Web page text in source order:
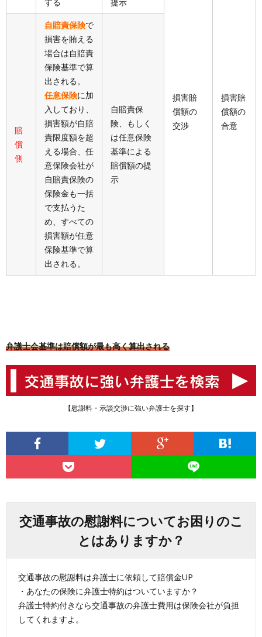
損害賠
償額の
交渉
損害賠
償額の
合意
賠
償
側
自賠責保険で
損害を賄える
場合は自賠責
保険基準で算
出される。
任意保険に加
入しており、
損害額が自賠
責限度額を超
える場合、任
意保険会社が
自賠責保険の
保険金も一括
で支払うた
め、すべての
損害額が任意
保険基準で算
出される。
自賠責保
険、もしく
は任意保険
基準による
賠償額の提
示
弁護士会基準は賠償額が最も高く算出される
【慰謝料・示談交渉に強い弁護士を探す】
交通事故の慰謝料についてお困りのこ
とはありますか？
交通事故の慰謝料は弁護士に依頼して賠償金UP
・あなたの保険に弁護士特約はついていますか？
弁護士特約付きなら交通事故の弁護士費用は保険会社が負担
してくれますよ。